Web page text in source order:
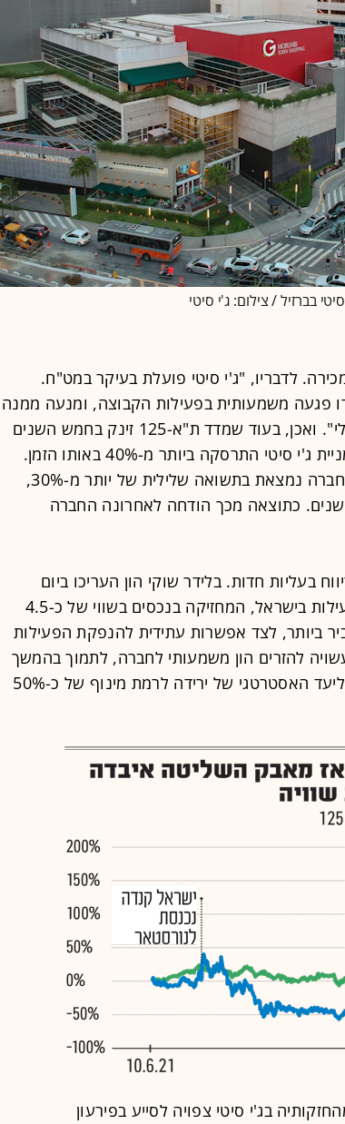
לדבריו, "ג'י סיטי פועלת בעיקר במט"ח.
פגעה משמעותית בפעילות הקבוצה, ומנעה ממנה
את הרנסנס שהגיע לשוק הישראלי". ואכן, בעוד שמדד ת"א-125 זינק בחמש השנים
האחרונות בלא פחות מ-138%, מניית ג'י סיטי התרסקה ביותר מ-40% באותו הזמן.
למעשה, מאז שנת 2010 מניית החברה נמצאת בתשואה שלילית של יותר מ-30%,
כתוצאה מכך הודחה לאחרונה החברה
בעליות חדות. בלידר שוקי הון העריכו ביום
חמישי, כי "בשלב זה, הנפקת הפעילות בישראל, המחזיקה בנכסים בשווי של כ-4.5
ביותר, לצד אפשרות עתידית להנפקת הפעילות
להזרים הון משמעותי לחברה, לתמוך בהמשך
הפחתת המינוף ואף לקרב אותה ליעד האסטרטגי של ירידה לרמת מינוף של כ-50%
בג'י סיטי צפויה לסייע בפירעון